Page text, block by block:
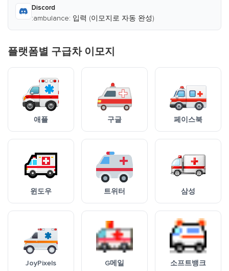
Discord
:ambulance: 입력 (이모지로 자동 완성)
플랫폼별 구급차 이모지
애플 구글 페이스북
윈도우 트위터 삼성
JoyPixels G메일 소프트뱅크